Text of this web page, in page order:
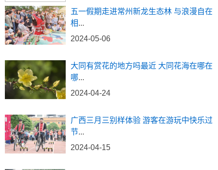
五一假期走进常州新龙生态林 与浪漫自在
相...
2024-05-06
大同有赏花的地方吗最近 大同花海在哪在
哪...
2024-04-24
广西三月三别样体验 游客在游玩中快乐过
节...
2024-04-15